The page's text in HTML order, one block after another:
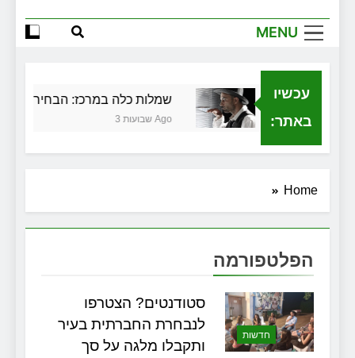
שירותי הקריינות המקצועיים של ויקטוריה
זכויות שמתחילות בעיר: מי מגן עליכם מול
המוסד והביטוחים בירושלים
MENU
עכשיו
באתר:
שמלות כלה במרכז: הבחירה
3 שבועות Ago
בגירושין
Home
הפלטפורמה
חדשות
סטודנטים? הצטרפו
לנבחרת החברתית בעיר
ותקבלו מלגה על סך